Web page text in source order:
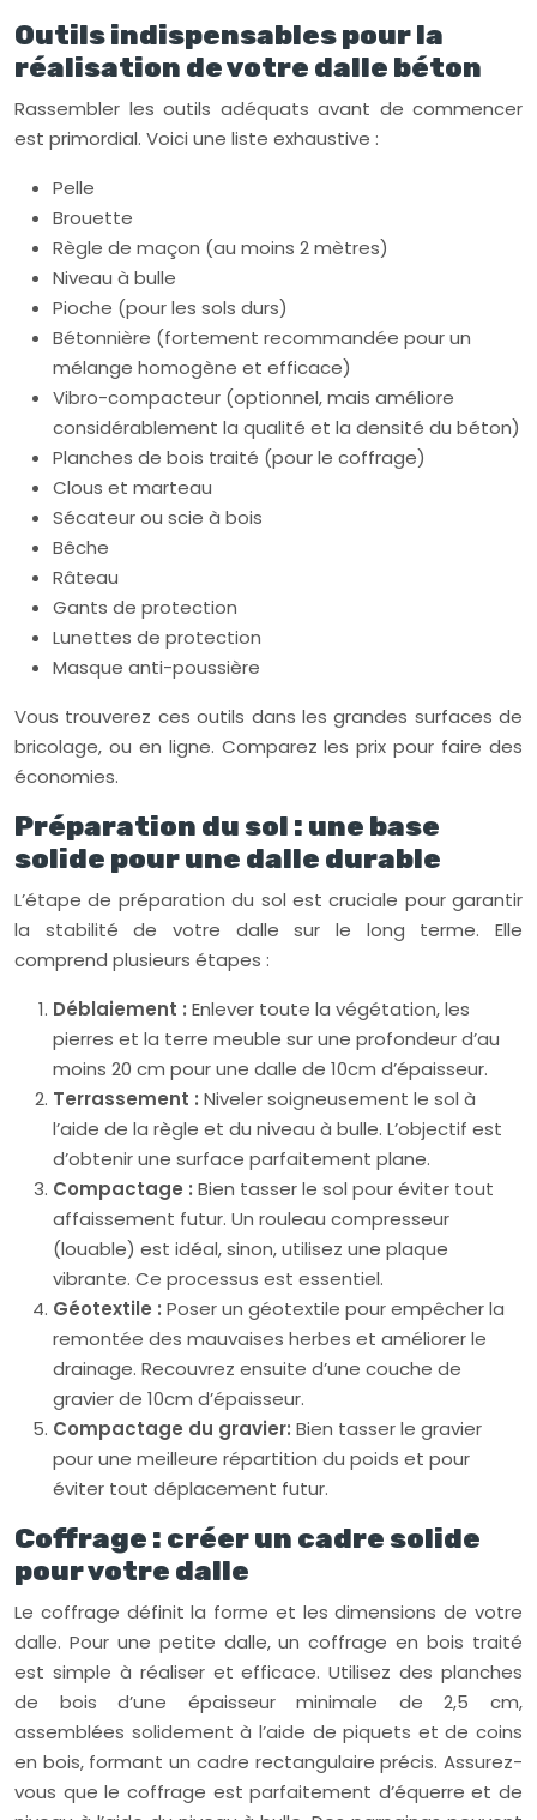
Outils indispensables pour la
réalisation de votre dalle béton
Rassembler les outils adéquats avant de commencer
est primordial. Voici une liste exhaustive :
Pelle
Brouette
Règle de maçon (au moins 2 mètres)
Niveau à bulle
Pioche (pour les sols durs)
Bétonnière (fortement recommandée pour un
mélange homogène et efficace)
Vibro-compacteur (optionnel, mais améliore
considérablement la qualité et la densité du béton)
Planches de bois traité (pour le coffrage)
Clous et marteau
Sécateur ou scie à bois
Bêche
Râteau
Gants de protection
Lunettes de protection
Masque anti-poussière
Vous trouverez ces outils dans les grandes surfaces de
bricolage, ou en ligne. Comparez les prix pour faire des
économies.
Préparation du sol : une base
solide pour une dalle durable
L’étape de préparation du sol est cruciale pour garantir
la stabilité de votre dalle sur le long terme. Elle
comprend plusieurs étapes :
Déblaiement : Enlever toute la végétation, les
pierres et la terre meuble sur une profondeur d’au
moins 20 cm pour une dalle de 10cm d’épaisseur.
Terrassement : Niveler soigneusement le sol à
l’aide de la règle et du niveau à bulle. L’objectif est
d’obtenir une surface parfaitement plane.
Compactage : Bien tasser le sol pour éviter tout
affaissement futur. Un rouleau compresseur
(louable) est idéal, sinon, utilisez une plaque
vibrante. Ce processus est essentiel.
Géotextile : Poser un géotextile pour empêcher la
remontée des mauvaises herbes et améliorer le
drainage. Recouvrez ensuite d’une couche de
gravier de 10cm d’épaisseur.
Compactage du gravier: Bien tasser le gravier
pour une meilleure répartition du poids et pour
éviter tout déplacement futur.
Coffrage : créer un cadre solide
pour votre dalle
Le coffrage définit la forme et les dimensions de votre
dalle. Pour une petite dalle, un coffrage en bois traité
est simple à réaliser et efficace. Utilisez des planches
de bois d’une épaisseur minimale de 2,5 cm,
assemblées solidement à l’aide de piquets et de coins
en bois, formant un cadre rectangulaire précis. Assurez-
vous que le coffrage est parfaitement d’équerre et de